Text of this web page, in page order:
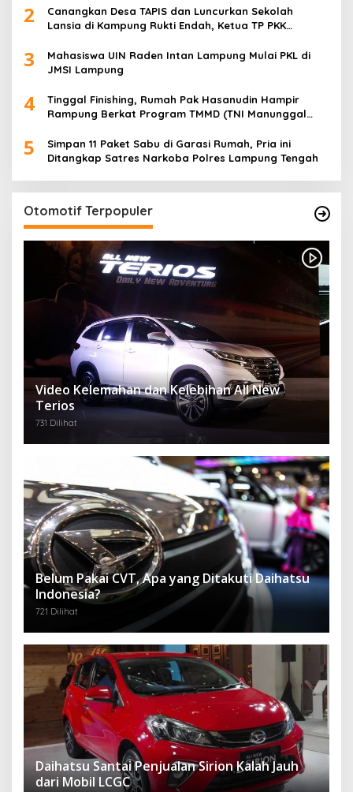
2
Canangkan Desa TAPIS dan Luncurkan Sekolah
Lansia di Kampung Rukti Endah, Ketua TP PKK
Desa
3
Mahasiswa UIN Raden Intan Lampung Mulai PKL di
JMSI Lampung
4
Tinggal Finishing, Rumah Pak Hasanudin Hampir
Rampung Berkat Program TMMD (TNI Manunggal
5
Simpan 11 Paket Sabu di Garasi Rumah, Pria ini
Ditangkap Satres Narkoba Polres Lampung Tengah
Otomotif Terpopuler
Video Kelemahan dan Kelebihan All New
Terios
731 Dilihat
Belum Pakai CVT, Apa yang Ditakuti Daihatsu
Indonesia?
721 Dilihat
Daihatsu Santai Penjualan Sirion Kalah Jauh
dari Mobil LCGC